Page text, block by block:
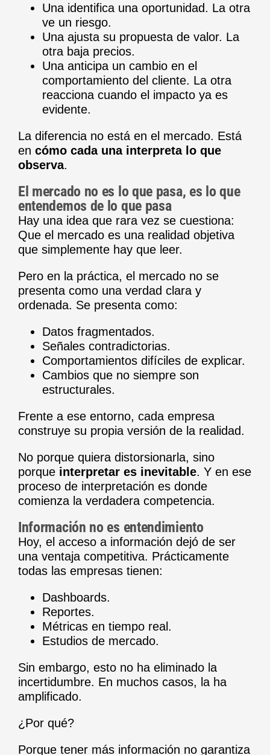
Una identifica una oportunidad. La otra
ve un riesgo.
Una ajusta su propuesta de valor. La
otra baja precios.
Una anticipa un cambio en el
comportamiento del cliente. La otra
reacciona cuando el impacto ya es
evidente.
La diferencia no está en el mercado. Está
en cómo cada una interpreta lo que
observa.
El mercado no es lo que pasa, es lo que
entendemos de lo que pasa
Hay una idea que rara vez se cuestiona:
Que el mercado es una realidad objetiva
que simplemente hay que leer.
Pero en la práctica, el mercado no se
presenta como una verdad clara y
ordenada. Se presenta como:
Datos fragmentados.
Señales contradictorias.
Comportamientos difíciles de explicar.
Cambios que no siempre son
estructurales.
Frente a ese entorno, cada empresa
construye su propia versión de la realidad.
No porque quiera distorsionarla, sino
porque interpretar es inevitable. Y en ese
proceso de interpretación es donde
comienza la verdadera competencia.
Información no es entendimiento
Hoy, el acceso a información dejó de ser
una ventaja competitiva. Prácticamente
todas las empresas tienen:
Dashboards.
Reportes.
Métricas en tiempo real.
Estudios de mercado.
Sin embargo, esto no ha eliminado la
incertidumbre. En muchos casos, la ha
amplificado.
¿Por qué?
Porque tener más información no garantiza